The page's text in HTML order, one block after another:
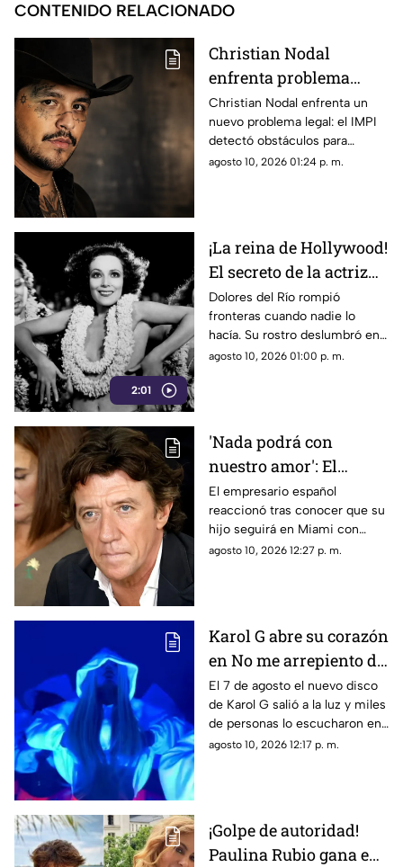
CONTENIDO RELACIONADO
Christian Nodal
enfrenta problema
legal por su nuevo
nombre artístico
Christian Nodal enfrenta un
nuevo problema legal: el IMPI
detectó obstáculos para
registrar ‘El Forajid’ como
agosto 10, 2026 01:24 p. m.
2:01
¡La reina de Hollywood!
El secreto de la actriz
mexicana que enamoró
a Diego Rivera y
conquistó EE. UU.
Dolores del Río rompió
fronteras cuando nadie lo
hacía. Su rostro deslumbró en
la pantalla grande y se
agosto 10, 2026 01:00 p. m.
'Nada podrá con
nuestro amor': El
desgarrador mensaje
de Colate tras perder la
custodia de su hijo con
Paulina Rubio
El empresario español
reaccionó tras conocer que su
hijo seguirá en Miami con
Paulina Rubio. El entorno
agosto 10, 2026 12:27 p. m.
Karol G abre su corazón
en No me arrepiento de
sentir tanto; este es su
tracklist
El 7 de agosto el nuevo disco
de Karol G salió a la luz y miles
de personas lo escucharon en
cuestión de segundos
agosto 10, 2026 12:17 p. m.
¡Golpe de autoridad!
Paulina Rubio gana en